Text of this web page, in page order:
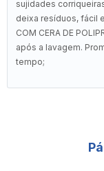
sujidades
deixa resíduos, fácil
COM CERA DE
após a lavagem.
tempo;